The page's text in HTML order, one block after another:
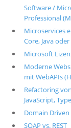
Software /
Professional
Microservices
Core, Java
Microsoft
Moderne
mit WebAPIs
Refactoring
JavaScript,
Domain Driven
SOAP vs. REST